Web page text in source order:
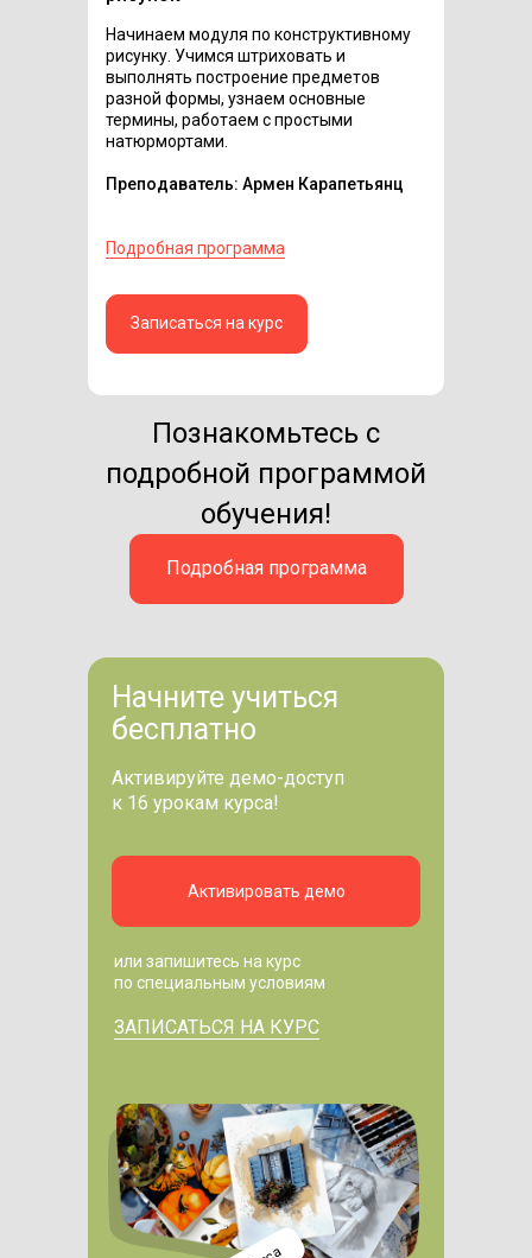
Начинаем модуля по конструктивному
рисунку. Учимся штриховать и
выполнять построение предметов
разной формы, узнаем основные
термины, работаем с простыми
натюрмортами.
Преподаватель: Армен Карапетьянц
Подробная программа
Записаться на курс
Познакомьтесь с
подробной программой
обучения!
Подробная программа
Начните учиться
бесплатно
или запишитесь на курс
по специальным условиям
Активировать демо
Активируйте демо-доступ
к 16 урокам курса!
ЗАПИСАТЬСЯ НА КУРС